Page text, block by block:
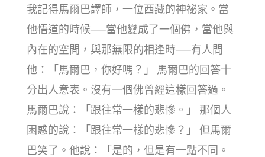
我記得馬爾巴譯師，一位西藏的神祕家。當
他悟道的時候──當他變成了一個佛，當他與
內在的空間，與那無限的相逢時──有人問
他：「馬爾巴，你好嗎？」 馬爾巴的回答十
分出人意表。沒有一個佛曾經這樣回答過。
馬爾巴說：「跟往常一樣的悲慘。」 那個人
困惑的說：「跟往常一樣的悲慘？」 但馬爾
巴笑了。他說：「是的，但是有一點不同。